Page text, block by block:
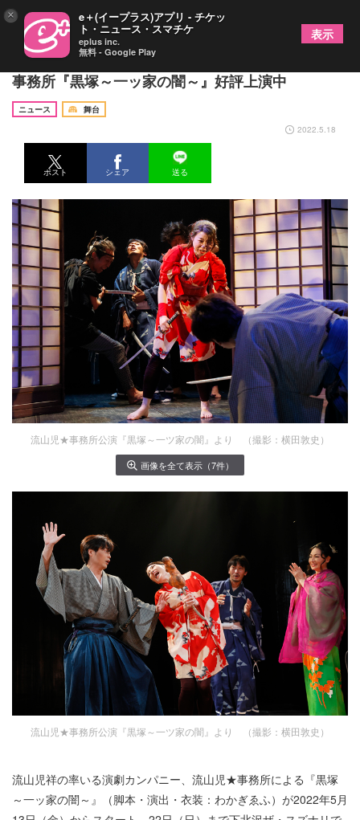
わかぎゑふ＆流山児祥からコメント到着、流山児★
事務所『黒塚～一ッ家の闇～』好評上演中
ニュース
舞台
2022.5.18
ポスト シェア 送る
流山児★事務所公演『黒塚～一ツ家の闇』より （撮影：横田敦史）
画像を全て表示（7件）
流山児★事務所公演『黒塚～一ツ家の闇』より （撮影：横田敦史）
流山児祥の率いる演劇カンパニー、流山児★事務所による『黒塚
～一ッ家の闇～』（脚本・演出・衣装：わかぎゑふ）が2022年5月
× e＋(イープラス)アプリ - チケッ
ト・ニュース・スマチケ
eplus inc.
無料 - Google Play
表示